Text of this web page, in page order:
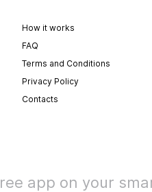
How it works
FAQ
Terms and Conditions
Privacy Policy
Contacts
app on your